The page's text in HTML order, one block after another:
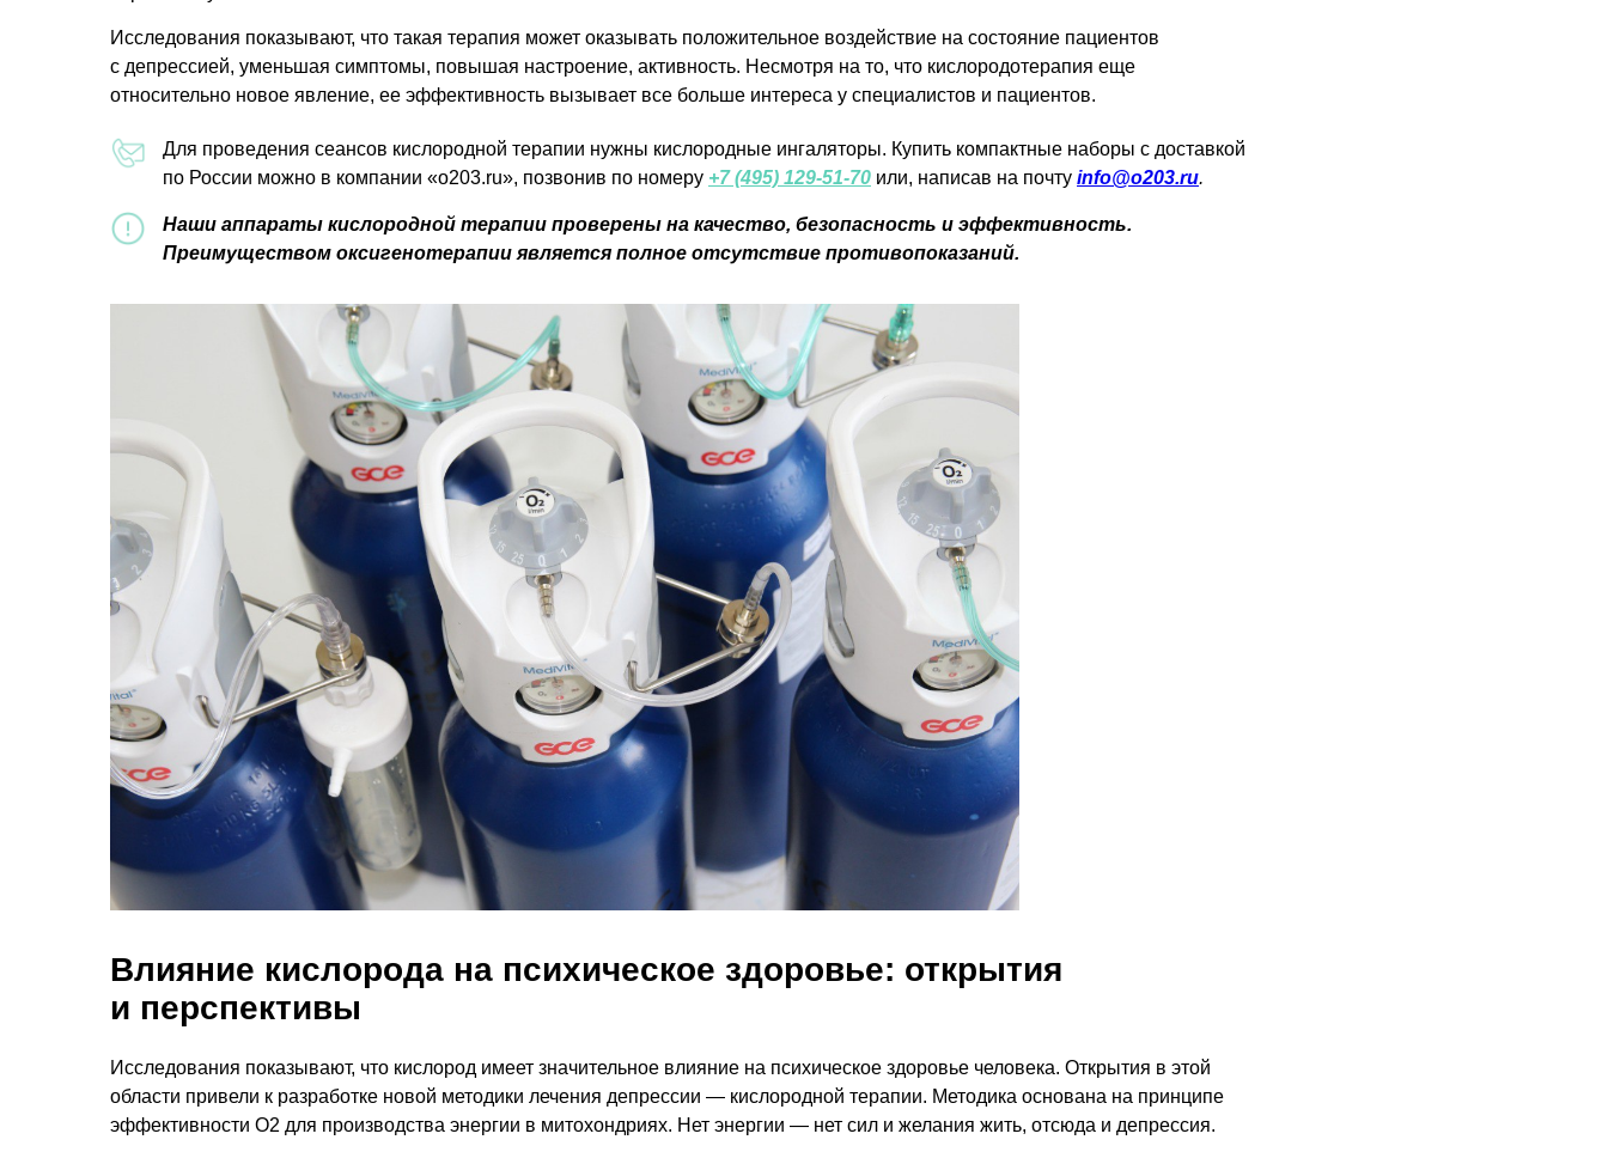
Исследования показывают, что такая терапия может оказывать положительное воздействие на состояние пациентов
с депрессией, уменьшая симптомы, повышая настроение, активность. Несмотря на то, что кислородотерапия еще
относительно новое явление, ее эффективность вызывает все больше интереса у специалистов и пациентов.
Для проведения сеансов кислородной терапии нужны кислородные ингаляторы. Купить компактные наборы с доставкой
по России можно в компании «о203.ru», позвонив по номеру +7 (495) 129-51-70 или, написав на почту info@o203.ru.
Наши аппараты кислородной терапии проверены на качество, безопасность и эффективность.
Преимуществом оксигенотерапии является полное отсутствие противопоказаний.
Влияние кислорода на психическое здоровье: открытия
и перспективы
Исследования показывают, что кислород имеет значительное влияние на психическое здоровье человека. Открытия в этой
области привели к разработке новой методики лечения депрессии — кислородной терапии. Методика основана на принципе
эффективности О2 для производства энергии в митохондриях. Нет энергии — нет сил и желания жить, отсюда и депрессия.